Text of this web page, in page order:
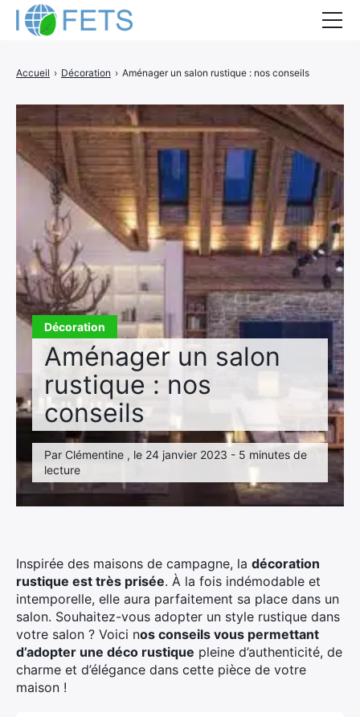
Décoration
Aménager un salon
rustique : nos
conseils
Par Clémentine , le 24 janvier 2023 - 5 minutes de
lecture
Accueil › Décoration › Aménager un salon rustique : nos conseils
Inspirée des maisons de campagne, la décoration
rustique est très prisée. À la fois indémodable et
intemporelle, elle aura parfaitement sa place dans un
salon. Souhaitez-vous adopter un style rustique dans
votre salon ? Voici nos conseils vous permettant
d’adopter une déco rustique pleine d’authenticité, de
charme et d’élégance dans cette pièce de votre
maison !
Métiers du BTP
Guides thermiques
Aides à la rénovation
DEVIS